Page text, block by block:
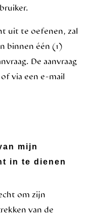
uit te oefenen, zal
binnen één (1)
De aanvraag
via een e-mail
mijn
in te dienen
om zijn
van de